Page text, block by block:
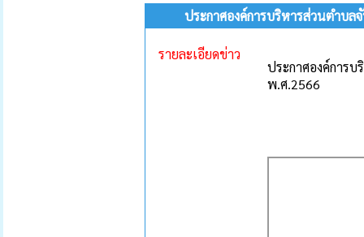
ประกาศองค์การบริหารส่วนตำบ
รายละเอียดข่าว
ประกาศองค์การ
พ.ศ.2566